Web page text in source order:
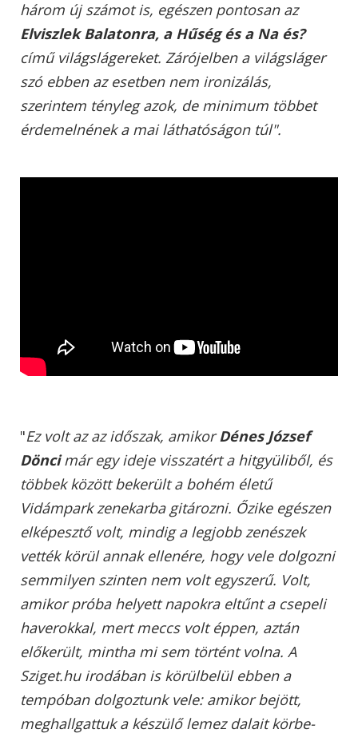
három új számot is, egészen pontosan az
Elviszlek Balatonra, a Hűség és a Na és?
című világslágereket. Zárójelben a világsláger
szó ebben az esetben nem ironizálás,
szerintem tényleg azok, de minimum többet
érdemelnének a mai láthatóságon túl".
"Ez volt az az időszak, amikorDénes József
Döncimár egy ideje visszatért a hitgyüliből, és
többek között bekerült a bohém életű
Vidámpark zenekarba gitározni. Őzike egészen
elképesztő volt, mindig a legjobb zenészek
vették körül annak ellenére, hogy vele dolgozni
semmilyen szinten nem volt egyszerű. Volt,
amikor próba helyett napokra eltűnt a csepeli
haverokkal, mert meccs volt éppen, aztán
előkerült, mintha mi sem történt volna. A
Sziget.hu irodában is körülbelül ebben a
tempóban dolgoztunk vele: amikor bejött,
meghallgattuk a készülő lemez dalait körbe-